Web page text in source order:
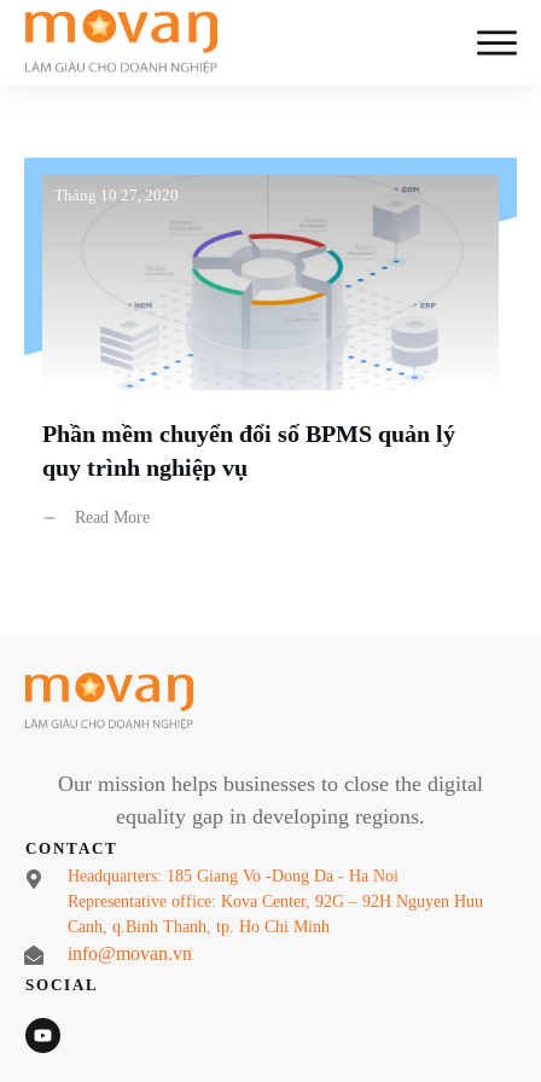
Tháng 10 27, 2020
Phần mềm chuyển đổi số BPMS quản lý
quy trình nghiệp vụ
Read More
Our mission helps businesses to close the digital
equality gap in developing regions.
CONTACT
Headquarters: 185 Giang Vo -Dong Da - Ha Noi
Representative office: Kova Center, 92G – 92H Nguyen Huu
Canh, q.Binh Thanh, tp. Ho Chi Minh
info@movan.vn
SOCIAL